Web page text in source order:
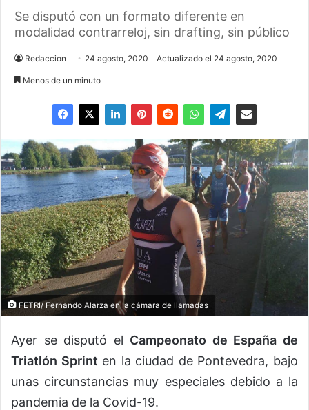
Se disputó con un formato diferente en
modalidad contrarreloj, sin drafting, sin público
Redaccion 24 agosto, 2020 Actualizado el 24 agosto, 2020
Menos de un minuto
FETRI/ Fernando Alarza en la cámara de llamadas
Ayer se disputó el Campeonato de España de
Triatlón Sprint en la ciudad de Pontevedra, bajo
unas circunstancias muy especiales debido a la
pandemia de la Covid-19.